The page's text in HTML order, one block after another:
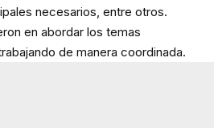
necesarios, entre otros.
en abordar los temas
de manera coordinada.